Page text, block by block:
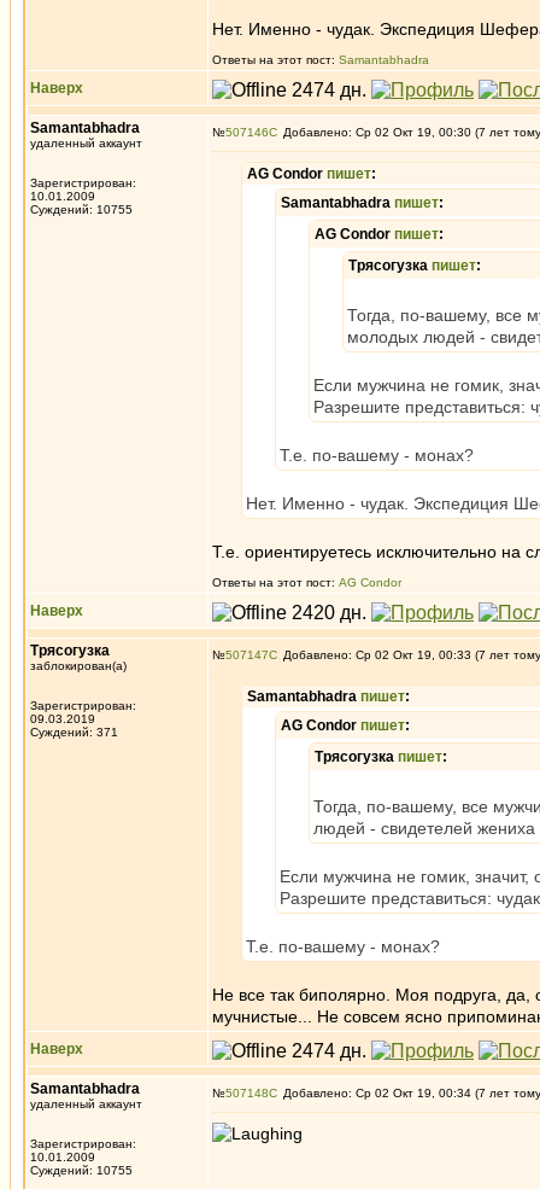
Нет. Именно - чудак. Экспедиция
Ответы на этот пост: Samantabhadra
Наверх
Samantabhadra
удаленный аккаунт
Зарегистрирован:
10.01.2009
Суждений: 10755
№507146 Добавлено: Ср 02 Окт 19, 00:30 (7 лет
AG Condor пишет:
Samantabhadra пишет:
AG Condor пишет:
Трясогузка пишет:
Тогда, по-вашему, все
молодых людей -
Если мужчина не гомик,
Разрешите представиться:
Т.е. по-вашему - монах?
Нет. Именно - чудак. Экспедиция
Т.е. ориентируетесь исключительно на
Ответы на этот пост: AG Condor
Наверх
Трясогузка
заблокирован(а)
Зарегистрирован:
09.03.2019
Суждений: 371
№507147 Добавлено: Ср 02 Окт 19, 00:33 (7 лет
Samantabhadra пишет:
AG Condor пишет:
Трясогузка пишет:
Тогда, по-вашему, все
людей - свидетелей жениха
Если мужчина не гомик, значит,
Разрешите представиться:
Т.е. по-вашему - монах?
Не все так биполярно. Моя подруга, да,
мучнистые... Не совсем ясно
Наверх
Samantabhadra
удаленный аккаунт
Зарегистрирован:
10.01.2009
Суждений: 10755
№507148 Добавлено: Ср 02 Окт 19, 00:34 (7 лет